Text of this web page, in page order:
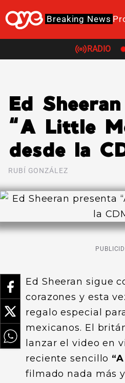
Breaking News
RADIO
Ed
“A Little
desde la
RUBÍ GONZÁLEZ
Ed Sheeran sigue
corazones y esta
regalo especial
mexicanos. El
lanzar el video en
reciente sencillo
filmado nada más